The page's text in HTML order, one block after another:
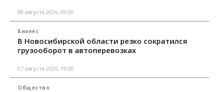
08 августа 2026, 09:00
Бизнес
В Новосибирской области резко сократился
грузооборот в автоперевозках
07 августа 2026, 19:00
Общество